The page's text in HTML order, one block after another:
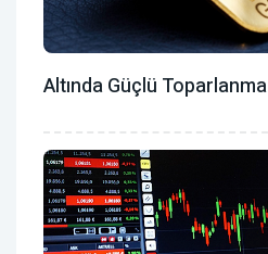
Altında Güçlü Toparlanma